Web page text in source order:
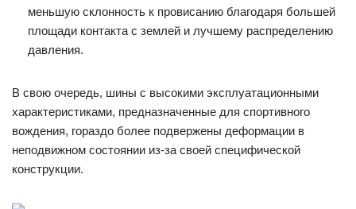
меньшую склонность к провисанию благодаря большей
площади контакта с землей и лучшему распределению
давления.
В свою очередь, шины с высокими эксплуатационными
характеристиками, предназначенные для спортивного
вождения, гораздо более подвержены деформации в
неподвижном состоянии из-за своей специфической
конструкции.